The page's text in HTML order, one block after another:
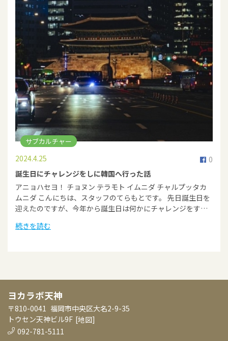
サブカルチャー
0
2024.4.25
誕生日にチャレンジをしに韓国へ行った話
アニョハセヨ！ チョヌン テラモト イムニダ チャルプッタカ
ムニダ こんにちは、スタッフのてらもとです。 先日誕生日を
迎えたのですが、今年から誕生日は何かにチャレンジをす…
続きを読む
ヨカラボ天神
〒810-0041 福岡市中央区大名2-9-35
トウセン天神ビル9F [地図]
092-781-5111